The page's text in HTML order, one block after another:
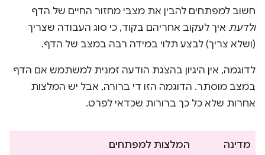
חשוב למפתחים להבין את מצבי מחזור החיים של הדף
ולדעת איך לעקוב אחריהם בקוד, כי סוג העבודה שצריך
(ושלא צריך) לבצע תלוי במידה רבה במצב של הדף.
לדוגמה, אין היגיון בהצגת הודעה זמנית למשתמש אם הדף
במצב מוסתר. הדוגמה הזו די ברורה, אבל יש המלצות
אחרות שלא כל כך ברורות שכדאי לפרט.
מדינה המלצות למפתחים